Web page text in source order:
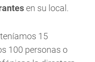
en su local.
15
100 personas o